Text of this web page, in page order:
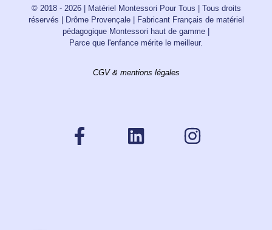
© 2018 - 2026 | Matériel Montessori Pour Tous | Tous droits
réservés | Drôme Provençale | Fabricant Français de matériel
pédagogique Montessori haut de gamme |
Parce que l'enfance mérite le meilleur.
CGV & mentions légales